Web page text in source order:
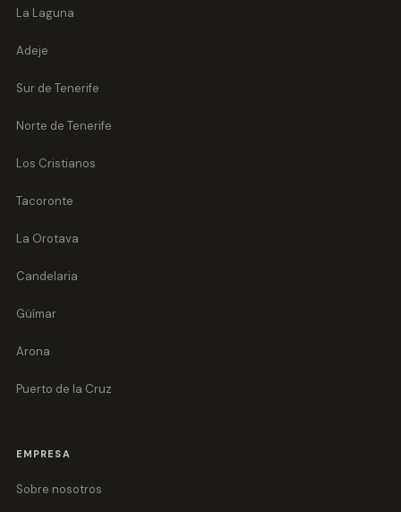
La Laguna
Adeje
Sur de Tenerife
Norte de Tenerife
Los Cristianos
Tacoronte
La Orotava
Candelaria
Güímar
Arona
Puerto de la Cruz
EMPRESA
Sobre nosotros